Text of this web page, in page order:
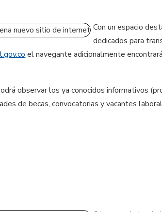
Con un espacio
dedicados para
el navegante adicionalmente
observar los ya conocidos informativos
de becas, convocatorias y vacantes